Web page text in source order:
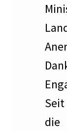
Kleine
Künstler
Dies und Das
die